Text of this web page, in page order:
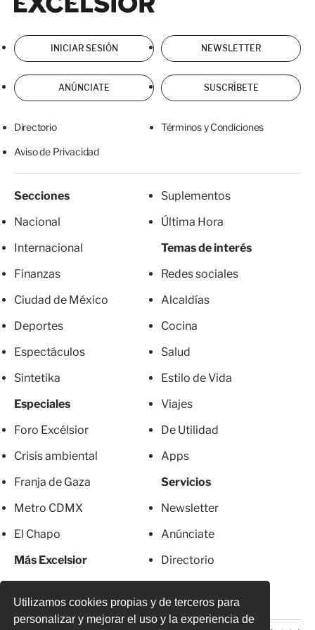
Utilizamos cookies propias y de terceros para
personalizar y mejorar el uso y la experiencia de
INICIAR SESIÓN NEWSLETTER
ANÚNCIATE SUSCRÍBETE
Directorio Términos y Condiciones
Aviso de Privacidad
Secciones
Nacional
Internacional
Finanzas
Ciudad de México
Deportes
Espectáculos
Sintetika
Especiales
Foro Excélsior
Crisis ambiental
Franja de Gaza
Metro CDMX
El Chapo
Más Excelsior
Suplementos
Última Hora
Temas de interés
Redes sociales
Alcaldías
Cocina
Salud
Estilo de Vida
Viajes
De Utilidad
Apps
Servicios
Newsletter
Anúnciate
Directorio